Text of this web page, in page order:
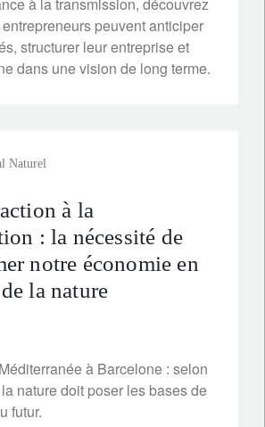
peuvent anticiper
structurer leur entreprise et
dans une vision de long terme.
Naturel
à la
: la nécessité de
notre économie en
la nature
à Barcelone : selon
nature doit poser les bases de
futur.